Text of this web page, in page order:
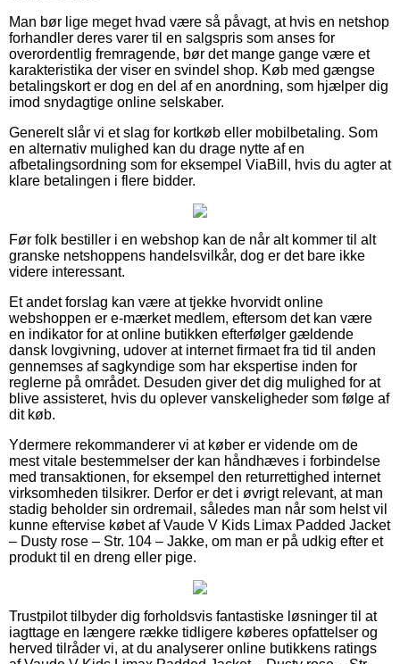
Man bør lige meget hvad være så påvagt, at hvis en netshop
forhandler deres varer til en salgspris som anses for
overordentlig fremragende, bør det mange gange være et
karakteristika der viser en svindel shop. Køb med gængse
betalingskort er dog en del af en anordning, som hjælper dig
imod snydagtige online selskaber.
Generelt slår vi et slag for kortkøb eller mobilbetaling. Som
en alternativ mulighed kan du drage nytte af en
afbetalingsordning som for eksempel ViaBill, hvis du agter at
klare betalingen i flere bidder.
Før folk bestiller i en webshop kan de når alt kommer til alt
granske netshoppens handelsvilkår, dog er det bare ikke
videre interessant.
Et andet forslag kan være at tjekke hvorvidt online
webshoppen er e-mærket medlem, eftersom det kan være
en indikator for at online butikken efterfølger gældende
dansk lovgivning, udover at internet firmaet fra tid til anden
gennemses af sagkyndige som har ekspertise inden for
reglerne på området. Desuden giver det dig mulighed for at
blive assisteret, hvis du oplever vanskeligheder som følge af
dit køb.
Ydermere rekommanderer vi at køber er vidende om de
mest vitale bestemmelser der kan håndhæves i forbindelse
med transaktionen, for eksempel den returrettighed internet
virksomheden tilsikrer. Derfor er det i øvrigt relevant, at man
stadig beholder sin ordremail, således man når som helst vil
kunne eftervise købet af Vaude V Kids Limax Padded Jacket
– Dusty rose – Str. 104 – Jakke, om man er på udkig efter et
produkt til en dreng eller pige.
Trustpilot tilbyder dig forholdsvis fantastiske løsninger til at
iagttage en længere række tidligere køberes opfattelser og
herved tilråder vi, at du analyserer online butikkens ratings